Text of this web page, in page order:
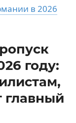
в 2026
году:
главный